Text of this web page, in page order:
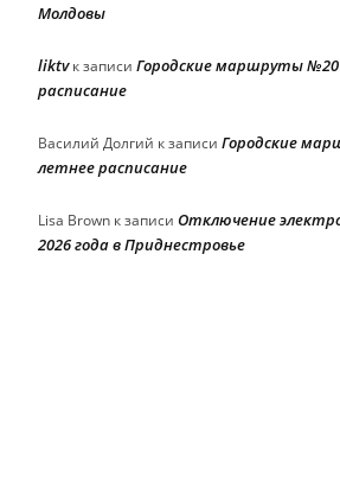
Молдовы
liktvк записи Городские маршруты
расписание
Василий Долгий к записи Городские
летнее расписание
Lisa Brown к записи Отключение
2026 года в Приднестровье